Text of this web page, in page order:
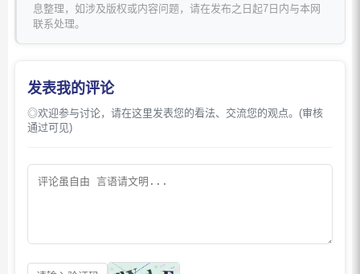
息整理，如涉及版权或内容问题，请在发布之日起7日内与本网
联系处理。
发表我的评论
◎欢迎参与讨论，请在这里发表您的看法、交流您的观点。(审核
通过可见)